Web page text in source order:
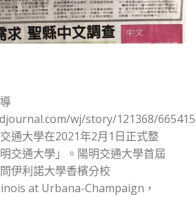
wj/story/121368/
通大學在2021年2月1日正式整
交通大學」。陽明交通大學首屆
伊利諾大學香檳分校
at Urbana-Champaign，